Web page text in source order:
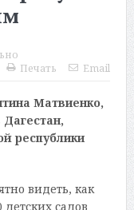
Печать
Email
Матвиенко,
республики
видеть, как
детских садов